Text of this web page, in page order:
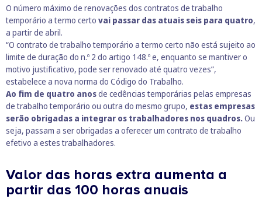
O número máximo de renovações dos contratos de trabalho
temporário a termo certo vai passar das atuais seis para quatro,
a partir de abril.
“O contrato de trabalho temporário a termo certo não está sujeito ao
limite de duração do n.º 2 do artigo 148.º e, enquanto se mantiver o
motivo justificativo, pode ser renovado até quatro vezes”,
estabelece a nova norma do Código do Trabalho.
Ao fim de quatro anosde cedências temporárias pelas empresas
de trabalho temporário ou outra do mesmo grupo, estas empresas
serão obrigadas a integrar os trabalhadores nos quadros.Ou
seja, passam a ser obrigadas a oferecer um contrato de trabalho
efetivo a estes trabalhadores.
Valor das horas extra aumenta a
partir das 100 horas anuais